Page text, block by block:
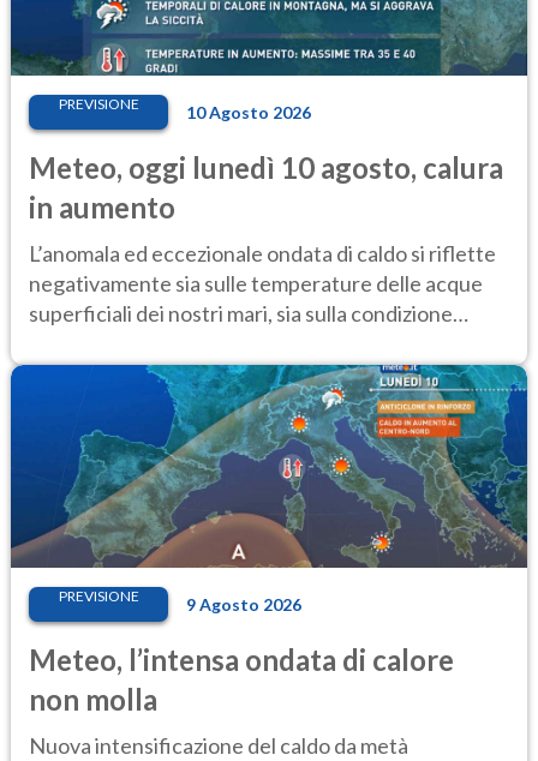
PREVISIONE 10 Agosto 2026
Meteo, oggi lunedì 10 agosto, calura
in aumento
L’anomala ed eccezionale ondata di caldo si riflette
negativamente sia sulle temperature delle acque
superficiali dei nostri mari, sia sulla condizione
PREVISIONE 9 Agosto 2026
Meteo, l’intensa ondata di calore
non molla
Nuova intensificazione del caldo da metà